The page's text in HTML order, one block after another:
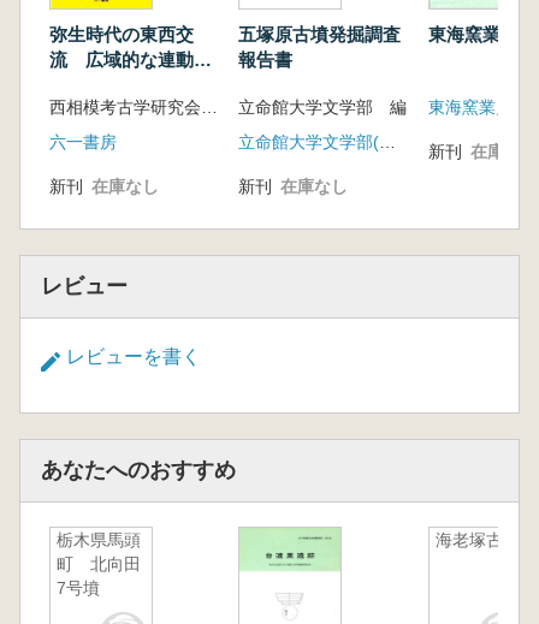
Ⅳ 関連資料の調査
1 茨城廃寺跡の礎石と露盤
Ⅴ 総括
1 建物の性格と伽藍配置
3 墨書土器・文字瓦
4 茨城廃寺跡の変遷と年代
5 茨城廃寺跡の特質
6 調査の意義と今後の課題
2 遺物観察表
弥生時代の東西交
流 広域的な連動性
西相模考古学研究会 兵庫考古学談話会 編
六一書房
新刊 在庫なし
五塚原古墳発掘調査
報告書
立命館大学文学部 編
立命館大学文学部(真陽社)
新刊 在庫なし
東海窯業史
東海窯業史研
新刊 在庫なし
レビュー
レビューを書く
あなたへのおすすめ
栃木県馬頭
町 北向田
7号墳
海老塚古墳